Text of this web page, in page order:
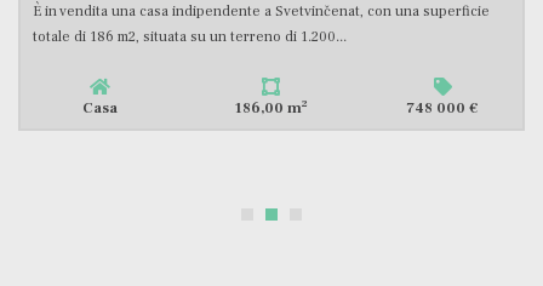
Vendiamo una moderna villa bifamiliare con piscina, nel quartiere di
Marčana. Questa proprietà è situata su un terreno...
Casa 200,00 m2 680 000 €